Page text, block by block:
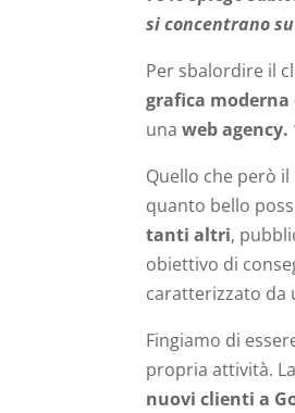
si concentrano
Per sbalordire il
grafica
unaweb agency.
Quello che però
quanto bello
tanti altri,
obiettivo di
caratterizzato da
Fingiamo di
propria attività.
nuovi clienti a